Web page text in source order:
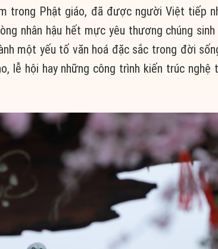
trong Phật giáo, đã được người Việt tiếp
nhân hậu hết mực yêu thương chúng sinh
một yếu tố văn hoá đặc sắc trong đời
lễ hội hay những công trình kiến trúc nghệ